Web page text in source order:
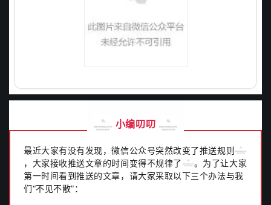
小编叨叨
最近大家有没有发现，微信公众号突然改变了推送规则
，大家接收推送文章的时间变得不规律了
。为了让大家
第一时间看到推送的文章，请大家采取以下三个办法与我
们“不见不散”：